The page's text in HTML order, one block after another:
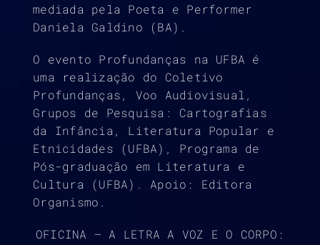
mediada pela Poeta e Performer
Daniela Galdino (BA).
O evento Profundanças na UFBA é
uma realização do Coletivo
Profundanças, Voo Audiovisual,
Grupos de Pesquisa: Cartografias
da Infância, Literatura Popular e
Etnicidades (UFBA), Programa de
Pós-graduação em Literatura e
Cultura (UFBA). Apoio: Editora
Organismo.
OFICINA – A LETRA A VOZ E O CORPO: